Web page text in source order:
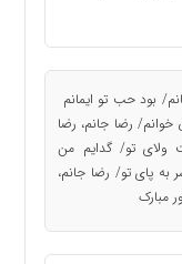
بود حب تو ایمانم
رضا جانم، رضا
تو/ گدایم من
به پای تو/ رضا جانم،
مبارک